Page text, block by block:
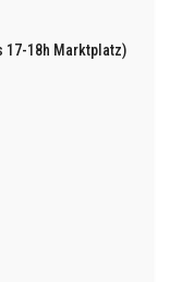
17-18h Marktplatz)